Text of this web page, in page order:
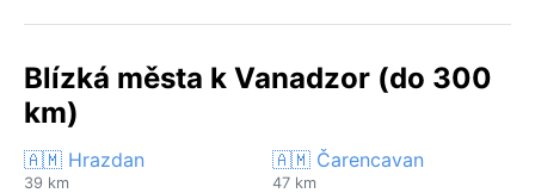
Blízká města k Vanadzor (do 300
km)
🇦🇲 Hrazdan
39 km
🇦🇲 Čarencavan
47 km